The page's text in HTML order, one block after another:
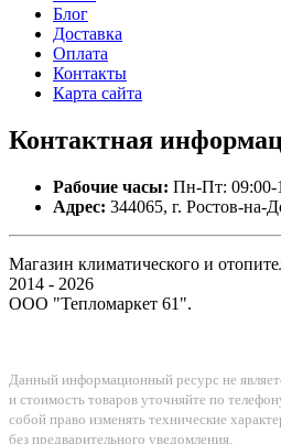
Блог
Доставка
Оплата
Контакты
Карта сайта
Контактная
Рабочие часы: Пн-Пт: 09:00-
Адрес: 344065, г. Ростов-на-
Магазин климатического и
2014 - 2026
ООО "Тепломаркет 61".
Данный информационный ресурс не
и стоимость товаров уточняйте по
собой право изменять технические
без предварительного уведомления.